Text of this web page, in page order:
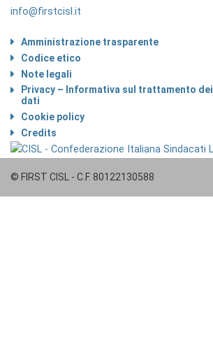
info@firstcisl.it
Amministrazione trasparente
Codice etico
Note legali
Privacy – Informativa sul trattamento dei
dati
Cookie policy
Credits
© FIRST CISL - C.F. 80122130588